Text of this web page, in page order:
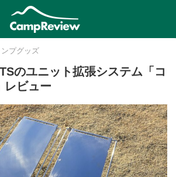
プグッズ
のユニット拡張システム「コ
レビュー